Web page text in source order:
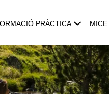
PRÀCTICA MICE